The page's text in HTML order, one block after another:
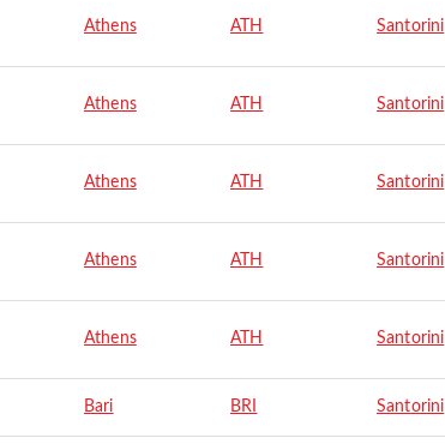
Athens ATH Santorini
Athens ATH Santorini
Athens ATH Santorini
Athens ATH Santorini
Athens ATH Santorini
Bari BRI Santorini